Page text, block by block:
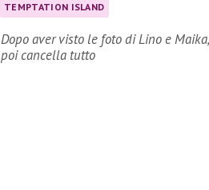
TEMPTATION ISLAND
Dopo aver visto le foto di Lino e
poi cancella tutto